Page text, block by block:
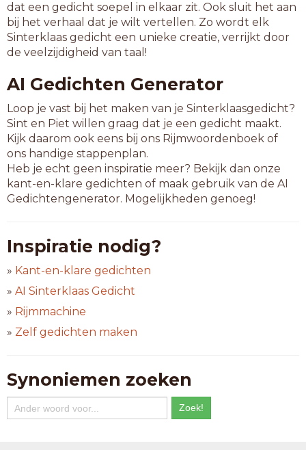
dat een gedicht soepel in elkaar zit. Ook sluit het aan
bij het verhaal dat je wilt vertellen. Zo wordt elk
Sinterklaas gedicht een unieke creatie, verrijkt door
de veelzijdigheid van taal!
AI Gedichten Generator
Loop je vast bij het maken van je Sinterklaasgedicht?
Sint en Piet willen graag dat je een gedicht maakt.
Kijk daarom ook eens bij ons Rijmwoordenboek of
ons handige stappenplan.
Heb je echt geen inspiratie meer? Bekijk dan onze
kant-en-klare gedichten of maak gebruik van de AI
Gedichtengenerator. Mogelijkheden genoeg!
Inspiratie nodig?
» Kant-en-klare gedichten
» AI Sinterklaas Gedicht
» Rijmmachine
» Zelf gedichten maken
Synoniemen zoeken